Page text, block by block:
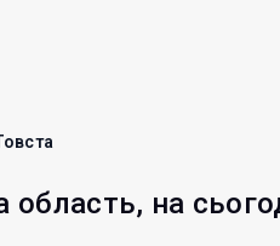
область, на